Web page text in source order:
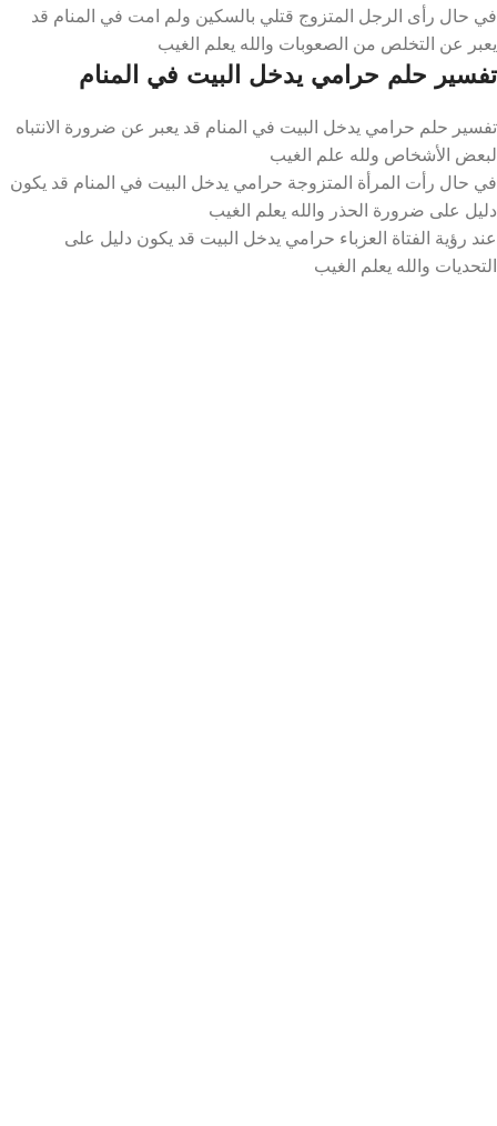
في حال رأى الرجل المتزوج قتلي بالسكين ولم امت في المنام قد
يعبر عن التخلص من الصعوبات والله يعلم الغيب
تفسير حلم حرامي يدخل البيت في المنام
تفسير حلم حرامي يدخل البيت في المنام قد يعبر عن ضرورة الانتباه
لبعض الأشخاص ولله علم الغيب
في حال رأت المرأة المتزوجة حرامي يدخل البيت في المنام قد يكون
دليل على ضرورة الحذر والله يعلم الغيب
عند رؤية الفتاة العزباء حرامي يدخل البيت قد يكون دليل على
التحديات والله يعلم الغيب